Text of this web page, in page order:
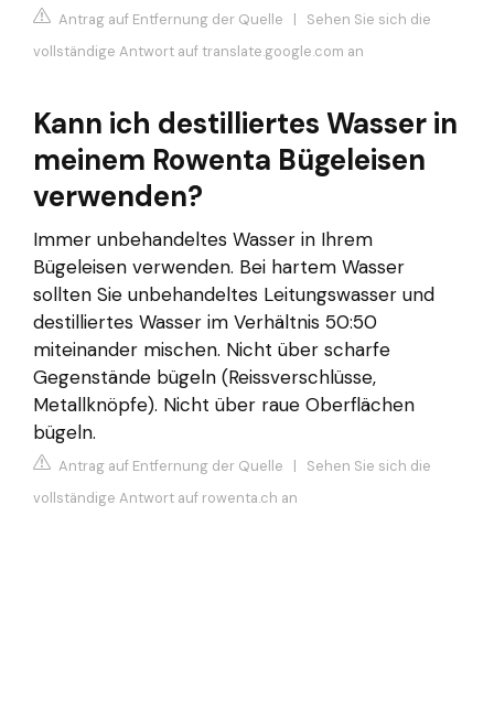
Antrag auf Entfernung der Quelle | Sehen Sie sich die
vollständige Antwort auf translate.google.com an
Kann ich destilliertes Wasser in
meinem Rowenta Bügeleisen
verwenden?
Immer unbehandeltes Wasser in Ihrem
Bügeleisen verwenden. Bei hartem Wasser
sollten Sie unbehandeltes Leitungswasser und
destilliertes Wasser im Verhältnis 50:50
miteinander mischen. Nicht über scharfe
Gegenstände bügeln (Reissverschlüsse,
Metallknöpfe). Nicht über raue Oberflächen
bügeln.
Antrag auf Entfernung der Quelle | Sehen Sie sich die
vollständige Antwort auf rowenta.ch an